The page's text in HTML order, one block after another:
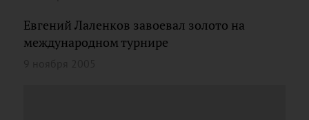
Евгений Лаленков завоевал золото на
международном турнире